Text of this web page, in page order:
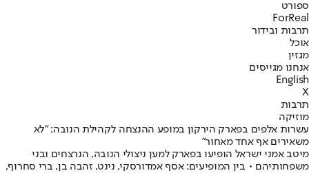
ספורט
ForReal
תרבות ובידור
אוכל
מגזין
אנחנו מגייסים
English
X
תרבות
מוזיקה
עשרות אלפים בפארק הירקון במופע ההנצחה לקהילת הנובה: "לא
משאירים אף אחד מאחור"
מיטב אמני ישראל הופיעו בפארק למען ניצולי הנובה, הנרצחים ובני
משפחותיהם • בין המופיעים: אסף אמדורסקי, נינט, זהבה בן, ברי סחרוף,